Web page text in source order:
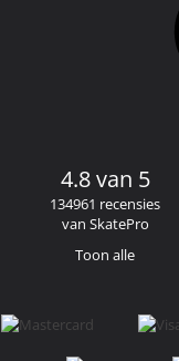
4.8 van 5
134961 recensies
van SkatePro
Toon alle